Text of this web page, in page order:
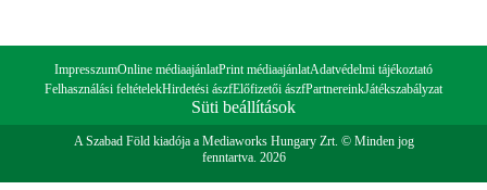
ImpresszumOnline médiaajánlatPrint médiaajánlatAdatvédelmi tájékoztató
Felhasználási feltételekHirdetési ászfElőfizetői ászfPartnereinkJátékszabályzat
Süti beállítások
A Szabad Föld kiadója a Mediaworks Hungary Zrt. © Minden jog
fenntartva. 2026